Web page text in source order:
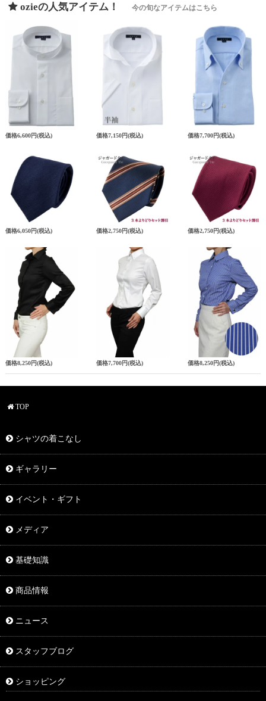
ozieの人気アイテム！ 今の旬なアイテムはこちら
価格6,600円(税込) 価格7,150円(税込) 価格7,700円(税込)
価格6,050円(税込) 価格2,750円(税込) 価格2,750円(税込)
価格8,250円(税込) 価格7,700円(税込) 価格8,250円(税込)
TOP
シャツの着こなし
ギャラリー
イベント・ギフト
メディア
基礎知識
商品情報
ニュース
スタッフブログ
ショッピング